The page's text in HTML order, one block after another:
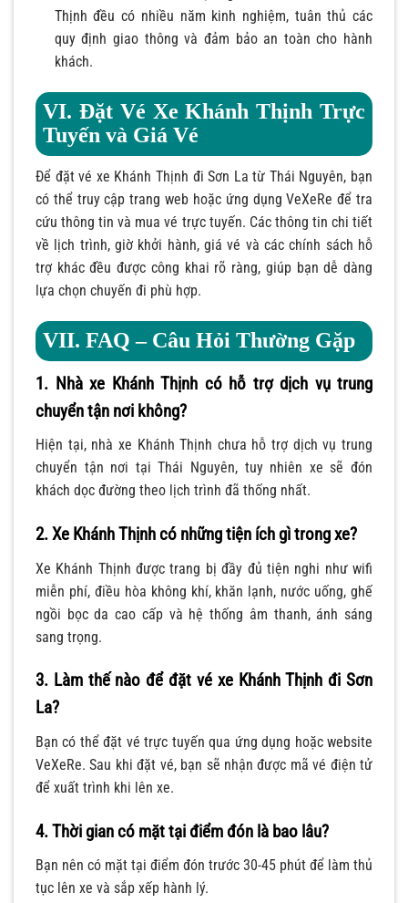
Thịnh đều có nhiều năm kinh nghiệm, tuân thủ các
quy định giao thông và đảm bảo an toàn cho hành
khách.
VI. Đặt Vé Xe Khánh Thịnh Trực
Tuyến và Giá Vé
Để đặt vé xe Khánh Thịnh đi Sơn La từ Thái Nguyên, bạn
có thể truy cập trang web hoặc ứng dụng VeXeRe để tra
cứu thông tin và mua vé trực tuyến. Các thông tin chi tiết
về lịch trình, giờ khởi hành, giá vé và các chính sách hỗ
trợ khác đều được công khai rõ ràng, giúp bạn dễ dàng
lựa chọn chuyến đi phù hợp.
VII. FAQ – Câu Hỏi Thường Gặp
1. Nhà xe Khánh Thịnh có hỗ trợ dịch vụ trung
chuyển tận nơi không?
Hiện tại, nhà xe Khánh Thịnh chưa hỗ trợ dịch vụ trung
chuyển tận nơi tại Thái Nguyên, tuy nhiên xe sẽ đón
khách dọc đường theo lịch trình đã thống nhất.
2. Xe Khánh Thịnh có những tiện ích gì trong xe?
Xe Khánh Thịnh được trang bị đầy đủ tiện nghi như wifi
miễn phí, điều hòa không khí, khăn lạnh, nước uống, ghế
ngồi bọc da cao cấp và hệ thống âm thanh, ánh sáng
sang trọng.
3. Làm thế nào để đặt vé xe Khánh Thịnh đi Sơn
La?
Bạn có thể đặt vé trực tuyến qua ứng dụng hoặc website
VeXeRe. Sau khi đặt vé, bạn sẽ nhận được mã vé điện tử
để xuất trình khi lên xe.
4. Thời gian có mặt tại điểm đón là bao lâu?
Bạn nên có mặt tại điểm đón trước 30-45 phút để làm thủ
tục lên xe và sắp xếp hành lý.